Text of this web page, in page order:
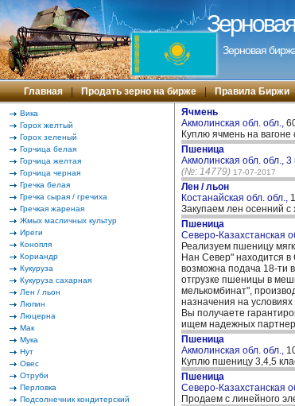
Зерновая
Главная | Продать зерно на бирже | Правила Биржи
Вика
Горох желтый
Горох зеленый
Горчица белая
Горчица желтая
Горчица черная
Гречка белая
Гречка сырая / гречиха
Гречкая жареная
Жмых масличных культур
Иреги
Конопля
Кориандр
Кукуруза
Кукуруза сахарная
Лен / льон
Люпин
Люцерна
Мак
Мука
Нут
Овес
Отруби
Перловка
Подсолнечник кондитерский
Ячмень
Акмолинская обл. обл.,
Куплю ячмень на вагоне
Пшеница
Акмолинская обл. обл., 3
(№: 14779) 17-07-2017
Лен / льон
Костанайская обл. обл.,
Закупаем лен осенний с
Пшеница
Северо-Казахстанская
Реализуем пшеницу
Нан Север" находится
возможна подача 18-ти
отгрузке пшеницы в
мелькомбинат",
назначения на
Вы получаете
ищем надежных
Пшеница
Акмолинская обл. обл.,
Куплю пшеницу 3,4,5
Пшеница
Северо-Казахстанская
Продаем с линейного